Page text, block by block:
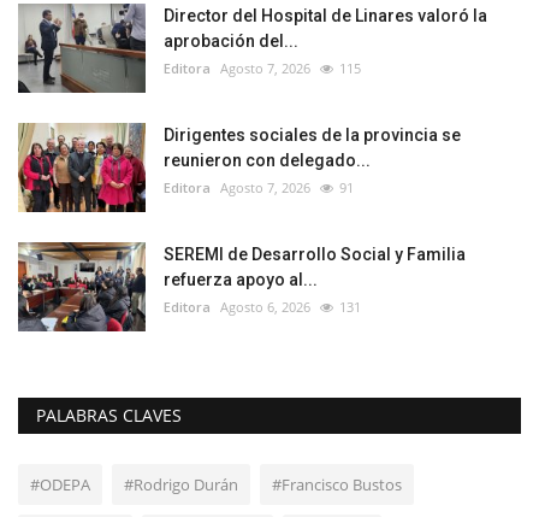
Director del Hospital de Linares valoró la
aprobación del...
Editora Agosto 7, 2026 115
Dirigentes sociales de la provincia se
reunieron con delegado...
Editora Agosto 7, 2026 91
SEREMI de Desarrollo Social y Familia
refuerza apoyo al...
Editora Agosto 6, 2026 131
PALABRAS CLAVES
#ODEPA #Rodrigo Durán #Francisco Bustos